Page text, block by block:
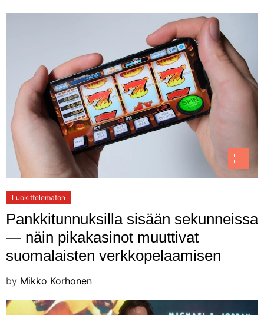
Luokittelematon
Pankkitunnuksilla sisään sekunneissa
— näin pikakasinot muuttivat
suomalaisten verkkopelaamisen
by Mikko Korhonen